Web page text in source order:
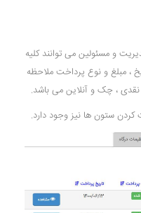
و مسئولین می توانند کلیه
، مبلغ و نوع پرداخت ملاحظه
نقدی ، چک و آنلاین می باشد.
ستون ها نیز وجود دارد.